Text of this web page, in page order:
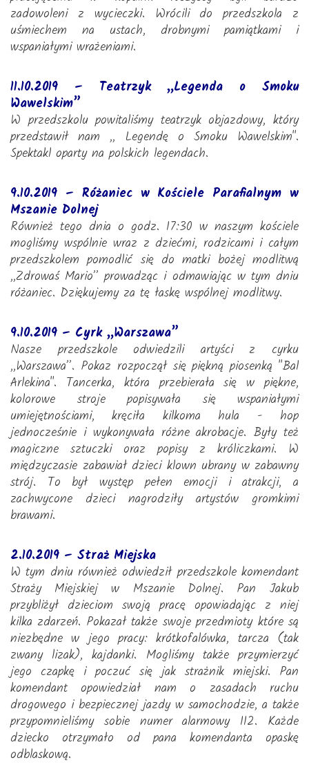
zadowoleni z wycieczki. Wrócili do przedszkola z
uśmiechem na ustach, drobnymi pamiątkami i
wspaniałymi wrażeniami.
11.10.2019 – Teatrzyk „Legenda o Smoku
Wawelskim”
W przedszkolu powitaliśmy teatrzyk objazdowy, który
przedstawił nam ,, Legendę o Smoku Wawelskim".
Spektakl oparty na polskich legendach.
9.10.2019 – Różaniec w Kościele Parafialnym w
Mszanie Dolnej
Również tego dnia o godz. 17:30 w naszym kościele
mogliśmy wspólnie wraz z dziećmi, rodzicami i całym
przedszkolem pomodlić się do matki bożej modlitwą
,,Zdrowaś Mario” prowadząc i odmawiając w tym dniu
różaniec. Dziękujemy za tę łaskę wspólnej modlitwy.
9.10.2019 – Cyrk „Warszawa”
Nasze przedszkole odwiedzili artyści z cyrku
,,Warszawa”. Pokaz rozpoczął się piękną piosenką "Bal
Arlekina". Tancerka, która przebierała się w piękne,
kolorowe stroje popisywała się wspaniałymi
umiejętnościami, kręciła kilkoma hula - hop
jednocześnie i wykonywała różne akrobacje. Były też
magiczne sztuczki oraz popisy z króliczkami. W
międzyczasie zabawiał dzieci klown ubrany w zabawny
strój. To był występ pełen emocji i atrakcji, a
zachwycone dzieci nagrodziły artystów gromkimi
brawami.
2.10.2019 – Straż Miejska
W tym dniu również odwiedził przedszkole komendant
Straży Miejskiej w Mszanie Dolnej. Pan Jakub
przybliżył dzieciom swoją pracę opowiadając z niej
kilka zdarzeń. Pokazał także swoje przedmioty które są
niezbędne w jego pracy: krótkofalówka, tarcza (tak
zwany lizak), kajdanki. Mogliśmy także przymierzyć
jego czapkę i poczuć się jak strażnik miejski. Pan
komendant opowiedział nam o zasadach ruchu
drogowego i bezpiecznej jazdy w samochodzie, a także
przypomnieliśmy sobie numer alarmowy 112. Każde
dziecko otrzymało od pana komendanta opaskę
odblaskową.